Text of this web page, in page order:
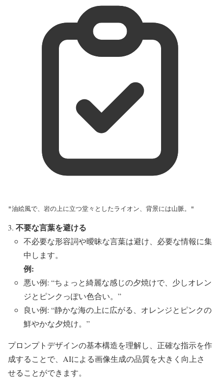
"油絵風で、岩の上に立つ堂々としたライオン、背景には山脈。"
不要な言葉を避ける
不必要な形容詞や曖昧な言葉は避け、必要な情報に集
中します。
例:
悪い例: “ちょっと綺麗な感じの夕焼けで、少しオレン
ジとピンクっぽい色合い。”
良い例: “静かな海の上に広がる、オレンジとピンクの
鮮やかな夕焼け。”
プロンプトデザインの基本構造を理解し、正確な指示を作
成することで、AIによる画像生成の品質を大きく向上さ
せることができます。